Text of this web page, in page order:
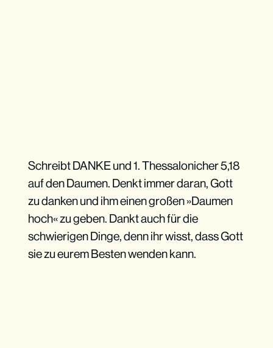
Schreibt DANKE und 1. Thessalonicher 5,18
auf den Daumen. Denkt immer daran, Gott
zu danken und ihm einen großen »Daumen
hoch« zu geben. Dankt auch für die
schwierigen Dinge, denn ihr wisst, dass Gott
sie zu eurem Besten wenden kann.